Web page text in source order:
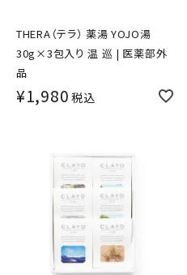
THERA（テラ） 薬湯 YOJO湯
30g×3包入り 温 巡 | 医薬部外
品
¥1,980 税込